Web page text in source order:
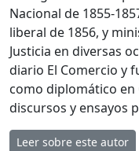
Nacional de 1855-
liberal de 1856, y
Justicia en diversas
diario El Comercio y
como diplomático en
discursos y ensayos
Leer sobre este autor